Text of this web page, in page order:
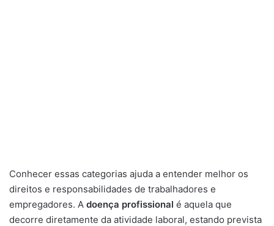
Conhecer essas categorias ajuda a entender melhor os
direitos e responsabilidades de trabalhadores e
empregadores. A doença profissional é aquela que
decorre diretamente da atividade laboral, estando prevista